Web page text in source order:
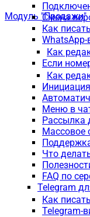
Смена
Как
WhatsApp-
Как
Если
Как
Меню в
Рассылка
Массовое
Что
FAQ по
Telegram
Как
Telegram-
Модуль "Продажи"